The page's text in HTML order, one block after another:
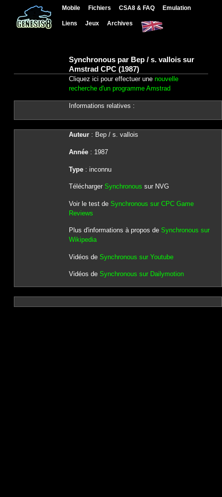
Mobile Fichiers CSA8 & FAQ Emulation
Liens Jeux Archives
Synchronous par Bep / s. vallois sur
Amstrad CPC (1987)
Cliquez ici pour effectuer une nouvelle
recherche d'un programme Amstrad
Informations relatives :
Auteur: Bep / s. vallois
Année: 1987
Type: inconnu
Télécharger Synchronous sur NVG
Voir le test de Synchronous sur CPC Game
Reviews
Plus d'informations à propos de Synchronous sur
Wikipedia
Vidéos de Synchronous sur Youtube
Vidéos de Synchronous sur Dailymotion